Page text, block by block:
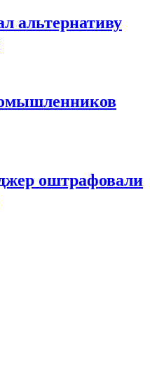
альтернативу
оштрафовали